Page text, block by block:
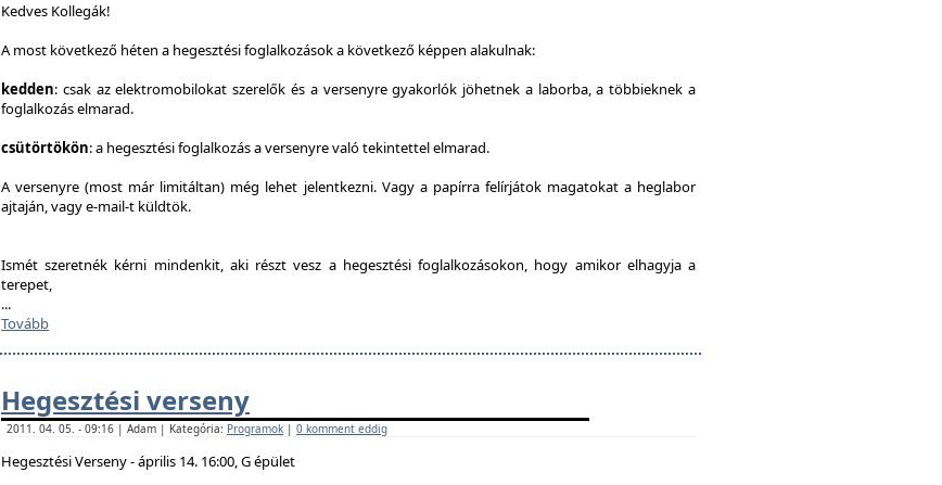
Kedves Kollegák!
A most következő héten a hegesztési foglalkozások a következő képpen alakulnak:
kedden: csak az elektromobilokat szerelők és a versenyre gyakorlók jöhetnek a laborba, a többieknek a
foglalkozás elmarad.
csütörtökön: a hegesztési foglalkozás a versenyre való tekintettel elmarad.
A versenyre (most már limitáltan) még lehet jelentkezni. Vagy a papírra felírjátok magatokat a heglabor
ajtaján, vagy e-mail-t küldtök.
Ismét szeretnék kérni mindenkit, aki részt vesz a hegesztési foglalkozásokon, hogy amikor elhagyja a
terepet,
...
Tovább
Hegesztési verseny
2011. 04. 05. - 09:16 | Adam | Kategória: Programok | 0 komment eddig
Hegesztési Verseny - április 14. 16:00, G épület